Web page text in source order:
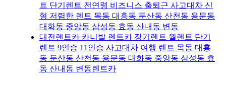
트 단기렌트 전연령 비즈니스 출퇴근 사고대차 신
형 저렴한 렌트 목동 대흥동 둔산동 산천동 용문동
대화동 중앙동 삼성동 효동 산내동 변동
대전렌트카 카니발 렌트카 장기렌트 월렌트 단기
렌트 9인승 11인승 사고대차 여행 렌트 목동 대흥
동 둔산동 산천동 용문동 대화동 중앙동 삼성동 효
동 산내동 변동렌트카